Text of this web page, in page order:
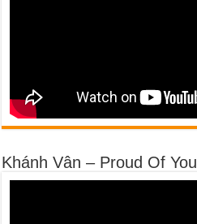
Khánh Vân – Proud Of You